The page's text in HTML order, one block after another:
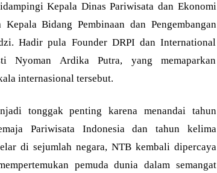
Kepala Dinas Pariwisata dan Ekonomi
Bidang Pembinaan dan Pengembangan
Hadir pula Founder DRPI dan International
Nyoman Ardika Putra, yang memaparkan
internasional tersebut.
tonggak penting karena menandai tahun
Pariwisata Indonesia dan tahun kelima
di sejumlah negara, NTB kembali dipercaya
pemuda dunia dalam semangat